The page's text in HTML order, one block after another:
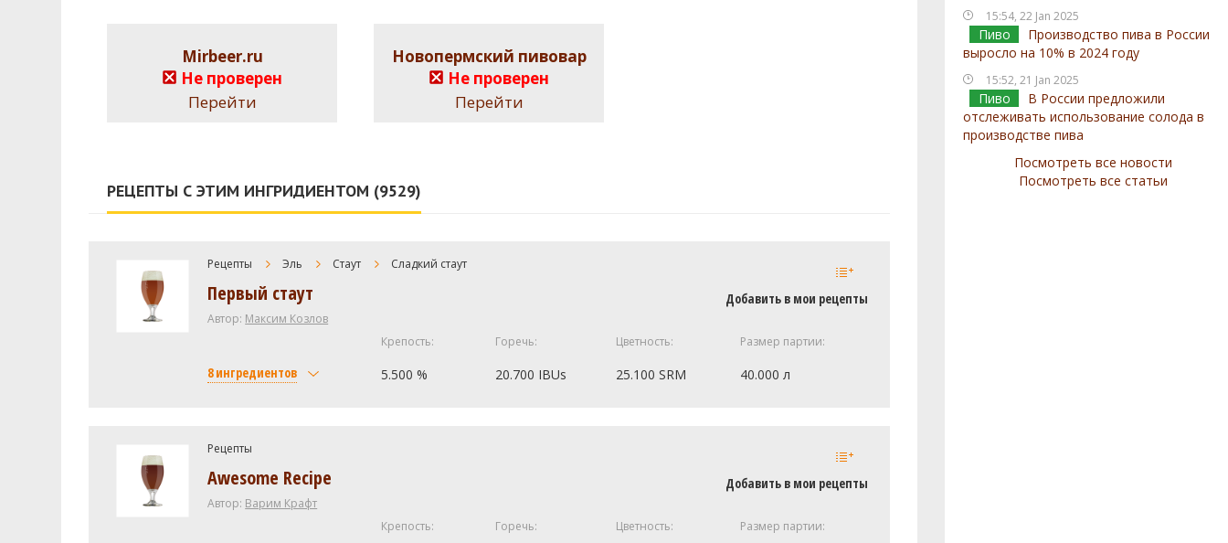
15:54, 22 Jan 2025
Пиво
Производство пива в России
выросло на 10% в 2024 году
15:52, 21 Jan 2025
Пиво
В России предложили
отслеживать использование солода в
производстве пива
Посмотреть все новости
Посмотреть все статьи
Mirbeer.ru
Не проверен
Перейти
Новопермский пивовар
Не проверен
Перейти
РЕЦЕПТЫ С ЭТИМ ИНГРИДИЕНТОМ (9529)
Рецепты Эль Стаут Сладкий стаут
Добавить в мои рецепты
Первый стаут
Автор: Максим Козлов
8 ингредиентов
Крепость: Горечь: Цветность: Размер партии:
5.500 % 20.700 IBUs 25.100 SRM 40.000 л
Курский солод Pale Ale
Вятский солод ржаной ферментированный
(красный), молотый
Курский солод Шоколадный 900
Рецепты
Добавить в мои рецепты
Awesome Recipe
Автор: Варим Крафт
Крепость: Горечь: Цветность: Размер партии: